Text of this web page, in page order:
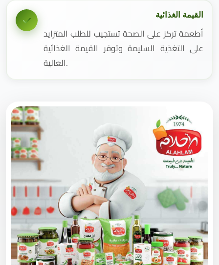
القيمة الغذائية
أطعمة تركز على الصحة تستجيب للطلب المتزايد
على التغذية السليمة وتوفر القيمة الغذائية
العالية.